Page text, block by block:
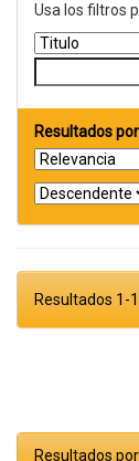
Usa los filtros
Resultados
Resultados 1-1
Resultados